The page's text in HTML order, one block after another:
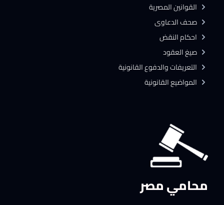
محامي مصر
القوانين المصرية
صحف الدعاوى
احكام النقض
صيغ العقود
التعريفات والدفوع القانونية
المواضيع القانونية